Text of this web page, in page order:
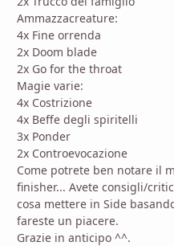
Ammazzacreature:
4x Fine orrenda
2x Doom blade
2x Go for the throat
Magie varie:
4x Costrizione
4x Beffe degli spiritelli
3x Ponder
2x Controevocazione
Come potrete ben notare il
finisher... Avete consigli/
cosa mettere in Side
fareste un piacere.
Grazie in anticipo ^^.